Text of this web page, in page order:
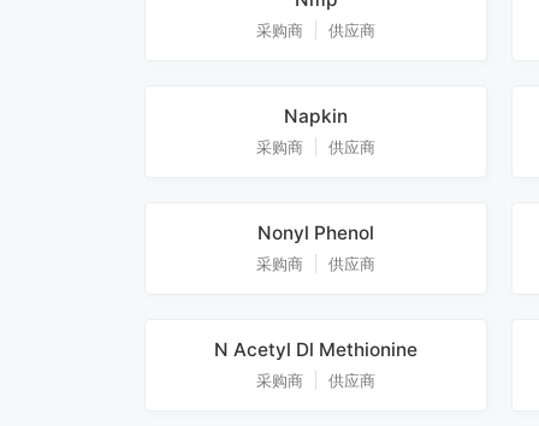
采购商 供应商
Napkin
采购商 供应商
Nonyl Phenol
采购商 供应商
N Acetyl Dl Methionine
采购商 供应商